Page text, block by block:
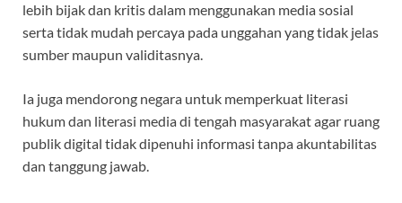
lebih bijak dan kritis dalam menggunakan media sosial
serta tidak mudah percaya pada unggahan yang tidak jelas
sumber maupun validitasnya.
Ia juga mendorong negara untuk memperkuat literasi
hukum dan literasi media di tengah masyarakat agar ruang
publik digital tidak dipenuhi informasi tanpa akuntabilitas
dan tanggung jawab.